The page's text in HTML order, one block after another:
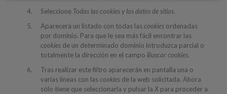
Seleccione Todas lascookiesy los datos de sitios.
Aparecerá un listado con todas lascookiesordenadas
por dominio. Para que le sea más fácil encontrar las
cookiesde un determinado dominio introduzca parcial o
totalmente la dirección en el campo Buscar cookies.
Tras realizar este filtro aparecerán en pantalla una o
varias líneas con lascookiesde la web solicitada. Ahora
sólo tiene que seleccionarla y pulsar la Xpara proceder a